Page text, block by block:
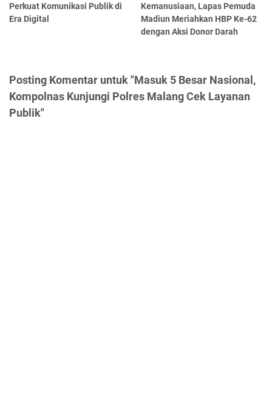
Perkuat Komunikasi Publik di
Era Digital
Kemanusiaan, Lapas Pemuda
Madiun Meriahkan HBP Ke-62
dengan Aksi Donor Darah
Posting Komentar untuk "Masuk 5 Besar Nasional,
Kompolnas Kunjungi Polres Malang Cek Layanan
Publik"